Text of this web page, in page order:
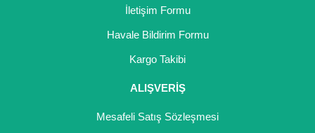
İletişim Formu
Havale Bildirim Formu
Kargo Takibi
ALIŞVERİŞ
Mesafeli Satış Sözleşmesi